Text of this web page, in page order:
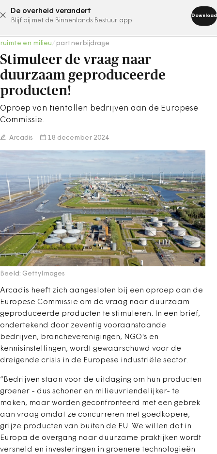
De overheid verandert
Blijf bij met de Binnenlands Bestuur app
Download
abonneer nu
ruimte en milieu partnerbijdrage
Stimuleer de vraag naar
duurzaam geproduceerde
producten!
Oproep van tientallen bedrijven aan de Europese
Commissie.
Arcadis 18 december 2024
Beeld: GettyImages
Arcadis heeft zich aangesloten bij een oproep aan de
Europese Commissie om de vraag naar duurzaam
geproduceerde producten te stimuleren.
In een brief,
ondertekend door zeventig vooraanstaande
bedrijven, brancheverenigingen, NGO's en
kennisinstellingen, wordt gewaarschuwd voor de
dreigende crisis in de Europese industriële sector.
“Bedrijven staan voor de uitdaging om hun producten
groener - dus schoner en milieuvriendelijker- te
maken, maar worden geconfronteerd met een gebrek
aan vraag omdat ze concurreren met goedkopere,
grijze producten van buiten de EU. We willen dat in
Europa de overgang naar duurzame praktijken wordt
versneld en investeringen in groenere technologieën